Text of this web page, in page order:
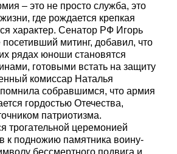
– это не просто служба, это
где рождается крепкая
характер. Сенатор РФ Игорь
посетивший митинг, добавил, что
рядах юноши становятся
готовыми встать на защиту
комиссар Наталья
собравшимся, что армия
гордостью Отечества,
патриотизма.
трогательной церемонией
к подножию памятника воину-